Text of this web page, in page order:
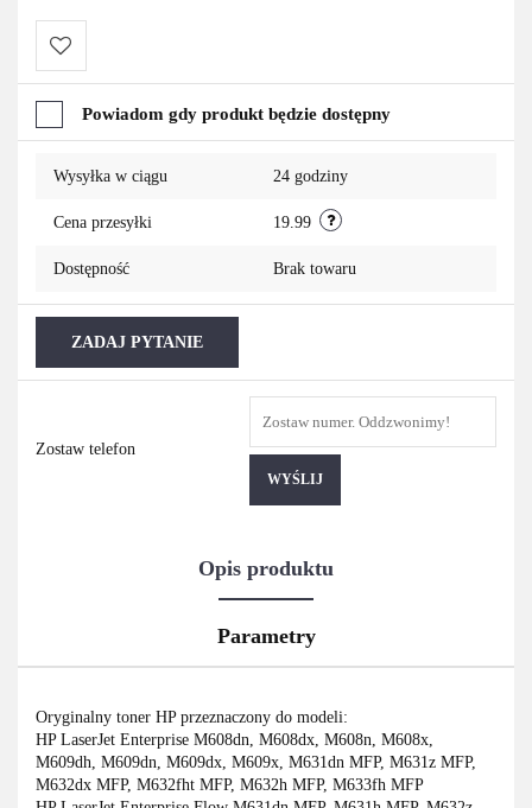
Do
Powiadom gdy produkt będzie dostępny
Wysyłka w ciągu 24 godziny
Cena przesyłki 19.99
Dostępność Brak towaru
ZADAJ PYTANIE
Zostaw telefon
WYŚLIJ
Opis produktu
Parametry
Oryginalny toner HP przeznaczony do modeli:
HP LaserJet Enterprise M608dn, M608dx, M608n, M608x,
M609dh, M609dn, M609dx, M609x, M631dn MFP, M631z MFP,
M632dx MFP, M632fht MFP, M632h MFP, M633fh MFP